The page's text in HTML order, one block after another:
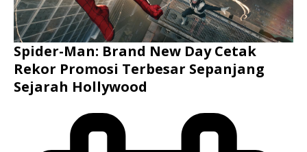
Spider-Man: Brand New Day Cetak
Rekor Promosi Terbesar Sepanjang
Sejarah Hollywood